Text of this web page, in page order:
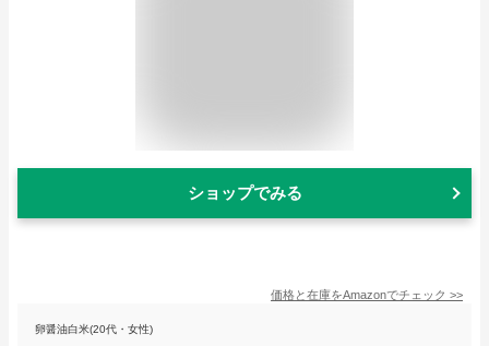
ショップでみる
価格と在庫をAmazonでチェック >>
卵醤油白米(20代・女性)